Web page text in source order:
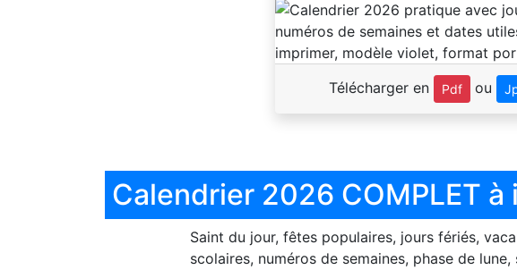
Télécharger en Pdf ou
Calendrier 2026 COMPLET
Saint du jour, fêtes populaires, jours fériés,
scolaires, numéros de semaines, phase de lune,